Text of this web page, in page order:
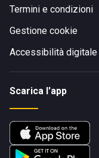
Termini e condizioni
Gestione cookie
Accessibilità digitale
Scarica l'app